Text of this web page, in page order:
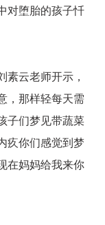
对堕胎的孩子忏
素云老师开示，
，那样轻每天需
子们梦见带蔬菜
疚你们感觉到梦
在妈妈给我来你